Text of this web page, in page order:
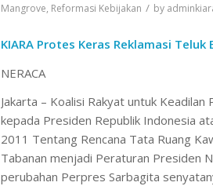
Mangrove, Reformasi Kebijakan / by
KIARA Protes Keras Reklamasi Teluk
NERACA
Jakarta – Koalisi Rakyat untuk
kepada Presiden Republik Indonesia
2011 Tentang Rencana Tata Ruang
Tabanan menjadi Peraturan Presiden
perubahan Perpres Sarbagita